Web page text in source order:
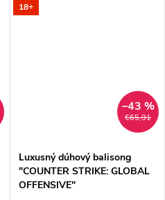
18+
€65,91
–43 %
Luxusný dúhový balisong
"COUNTER STRIKE: GLOBAL
OFFENSIVE"